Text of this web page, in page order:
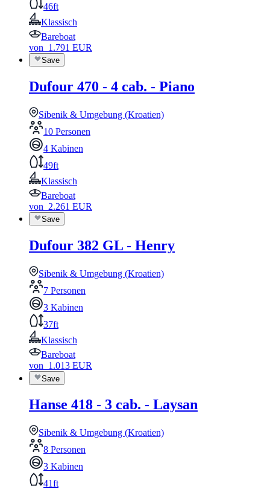
46ft
Klassisch
Bareboat
von 1.791 EUR
Save
Dufour 470 - 4 cab. - Piano
Sibenik & Umgebung (Kroatien)
10 Personen
4 Kabinen
49ft
Klassisch
Bareboat
von 2.261 EUR
Save
Dufour 382 GL - Henry
Sibenik & Umgebung (Kroatien)
7 Personen
3 Kabinen
37ft
Klassisch
Bareboat
von 1.013 EUR
Save
Hanse 418 - 3 cab. - Laysan
Sibenik & Umgebung (Kroatien)
8 Personen
3 Kabinen
41ft